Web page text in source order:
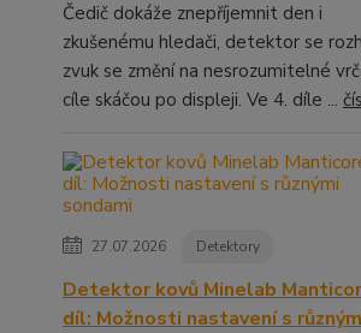
Čedič dokáže znepříjemnit den i
zkušenému hledači, detektor se
zvuk se změní na nesrozumitelné
cíle skáčou po displeji. Ve 4. díle ...
27.07.2026 Detektory
Detektor kovů Minelab
díl: Možnosti nastavení s